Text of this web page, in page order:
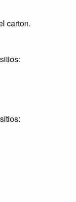
carton.